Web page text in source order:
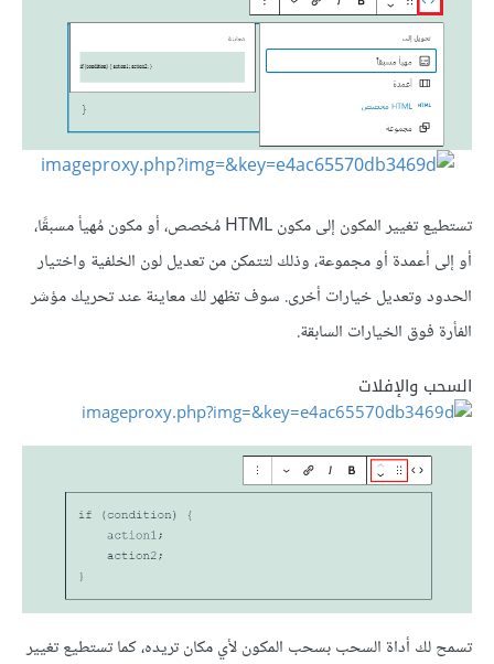
تستطيع تغيير المكون إلى مكون HTML مُخصص، أو مكون مُهيأ مسبقًا،
أو إلى أعمدة أو مجموعة، وذلك لتتمكن من تعديل لون الخلفية واختيار
الحدود وتعديل خيارات أخرى. سوف تظهر لك معاينة عند تحريك مؤشر
الفأرة فوق الخيارات السابقة.
السحب والإفلات
تسمح لك أداة السحب بسحب المكون لأي مكان تريده، كما تستطيع تغيير